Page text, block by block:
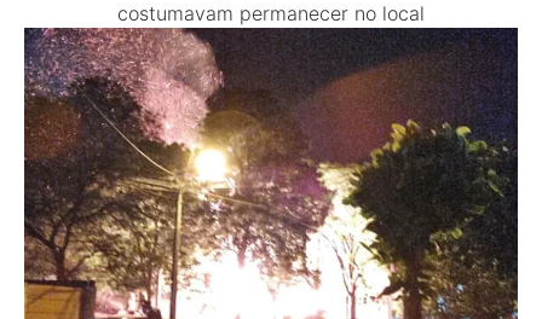
costumavam permanecer no local